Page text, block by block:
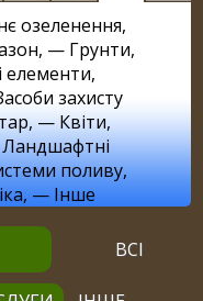
озеленення,
, — Грунти,
елементи,
захисту
, —Квіти,
Ландшафтні
поливу,
, —Інше
ВСІ